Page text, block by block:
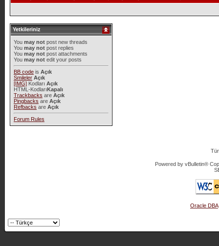
Yetkileriniz
You may notpost new threads
You may notpost replies
You may notpost attachments
You may notedit your posts
BB codeis Açık
Smileler Açık
[IMG]Kodları Açık
HTML-KodlarıKapalı
Trackbacks are Açık
Pingbacks are Açık
Refbacks are Açık
Forum Rules
Powered by vBulletin®
Oracle DBA